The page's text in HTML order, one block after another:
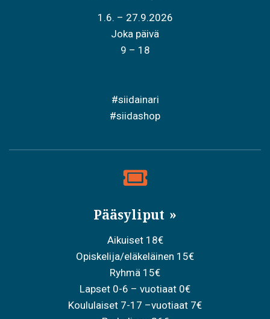
1.6. – 27.9.2026
Joka päivä
9 – 18
#siidainari
#siidashop
Pääsyliput
Aikuiset 18€
Opiskelija/eläkeläinen 15€
Ryhmä 15€
Lapset 0-6 – vuotiaat 0€
Koululaiset 7-17 –vuotiaat 7€